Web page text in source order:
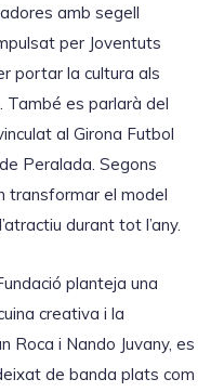
amb segell
per Joventuts
portar la cultura als
es parlarà del
al Girona Futbol
Peralada. Segons
transformar el model
durant tot l’any.
planteja una
creativa i la
Roca i Nando Juvany, es
de banda plats com